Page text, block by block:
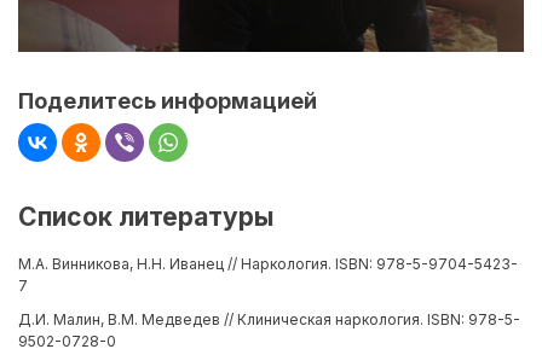
Поделитесь информацией
Список литературы
М.А. Винникова, Н.Н. Иванец // Наркология. ISBN: 978-5-9704-5423-
7
Д.И. Малин, В.М. Медведев // Клиническая наркология. ISBN: 978-5-
9502-0728-0